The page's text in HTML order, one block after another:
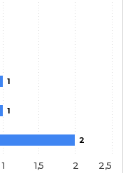
1
1
2
1 1,5 2 2,5